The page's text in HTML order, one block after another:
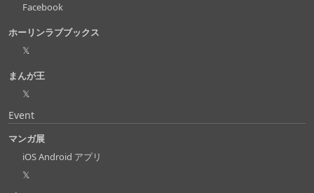
Facebook
ホーリンラブブックス
𝕏
まんが王
𝕏
Event
マンガ展
iOS Android アプリ
𝕏